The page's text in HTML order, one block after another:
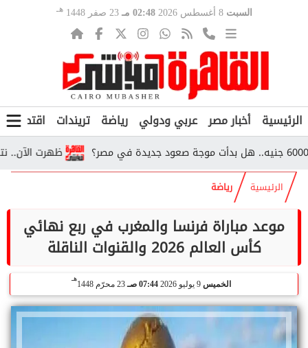
السبت 8 أغسطس 2026 02:48 مـ 23 صفر 1448 هـ
الرئيسية أخبار مصر عربي ودولي رياضة تريندات اقتصاد
ظهرت الآن.. نتيجة
الرئيسية رياضة
موعد مباراة فرنسا والمغرب في ربع نهائي
كأس العالم 2026 والقنوات الناقلة
الخميس 07:44 صـ 23 محرّم 1448
هـ